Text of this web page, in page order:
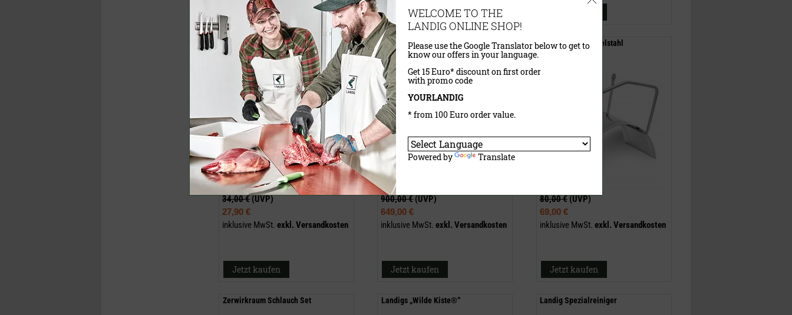
Jetzt kaufen Jetzt kaufen
Einschieberost LU 4500
34,00 €(UVP)
27,90 €
inklusive MwSt. exkl. Versandkosten
Jetzt kaufen
Regalsystem aus Edelstahl
900,00 €(UVP)
649,00 €
inklusive MwSt. exkl.Versandkosten
Jetzt kaufen
Schlauchhalter Edelstahl
80,00 €(UVP)
69,00 €
inklusive MwSt. exkl. Versandkosten
Jetzt kaufen
Zerwirkraum Schlauch Set Landigs „Wilde Kiste®“ Landig Spezialreiniger
WELCOME TO THE
LANDIG ONLINE SHOP!
Please use the Google Translator below to get to
know our offers in your language.
Get 15 Euro* discount on first order
with promo code
YOURLANDIG
* from 100 Euro order value.
Powered by Translate